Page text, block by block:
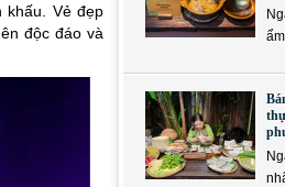
khấu. Vẻ đẹp
độc đáo và